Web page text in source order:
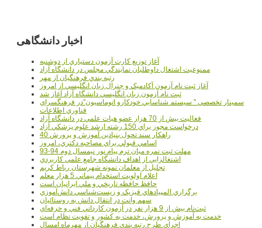
اخبار دانشگاهی
آغاز توزيع کارت آزمون دستياري از دوشنبه
ممنوعيت اشتغال داوطلبان نمايندگي مجلس در دانشگاه آزاد
رتبه بندي فرهنگيان از مهر
آغاز ثبت نام آزمون آکادميک و جنرال زبان انگليسي از امروز
ثبت نام آزمون زبان انگليسي دانشگاه آزاد آغاز شد
سمينار تخصصي " سيستم شناسايي خودکارو اتوماسيون"در فرهنگسراي
فناوري اطلاعات
فعاليت بيش از 70 هزار عضو هيات علمي در دانشگاه آزاد
درخواست مجوز براي 150 رشته ارشد علوم پزشکي آزاد
40 راهکار سند تحول بنيادين آموزش و پرورش
اسامي قبولي براي مصاحبه دکتري، امروز
مهلت ثبت نمره میان ترم پیام نور نیمسال دوم 94-93
اشتغالزايي از اهداف دانشگاه جامع علمي کاربردي
تجليل از معلمان نمونه شهرستان رباط کريم
اعلام اولويت استخدام پيماني 5 هزار معلم
حافظ حافظه تاريخي و ملي ايرانيان است
برگزاري المپيادهاي فيزيک و زيست‌شناسي دانش‌آموزي
سهم وانت در انتقال دانش به روستائيان
ثبت‌نام بيش از 9 هزار نفر در آزمون کارداني فني و حرفه‌اي
خدمت به آموزش و پرورش، خدمت به کشور و تقويت نظام است
اجراي طرح رتبه بندي فرهنگيان از مهرماه امسال